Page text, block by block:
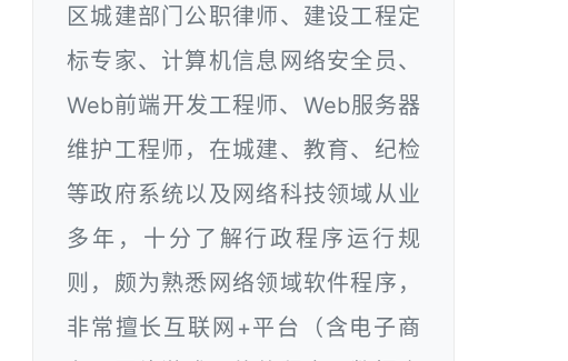
区城建部门公职律师、建设工程定
标专家、计算机信息网络安全员、
Web前端开发工程师、Web服务器
维护工程师，在城建、教育、纪检
等政府系统以及网络科技领域从业
多年，十分了解行政程序运行规
则，颇为熟悉网络领域软件程序，
非常擅长互联网+平台（含电子商